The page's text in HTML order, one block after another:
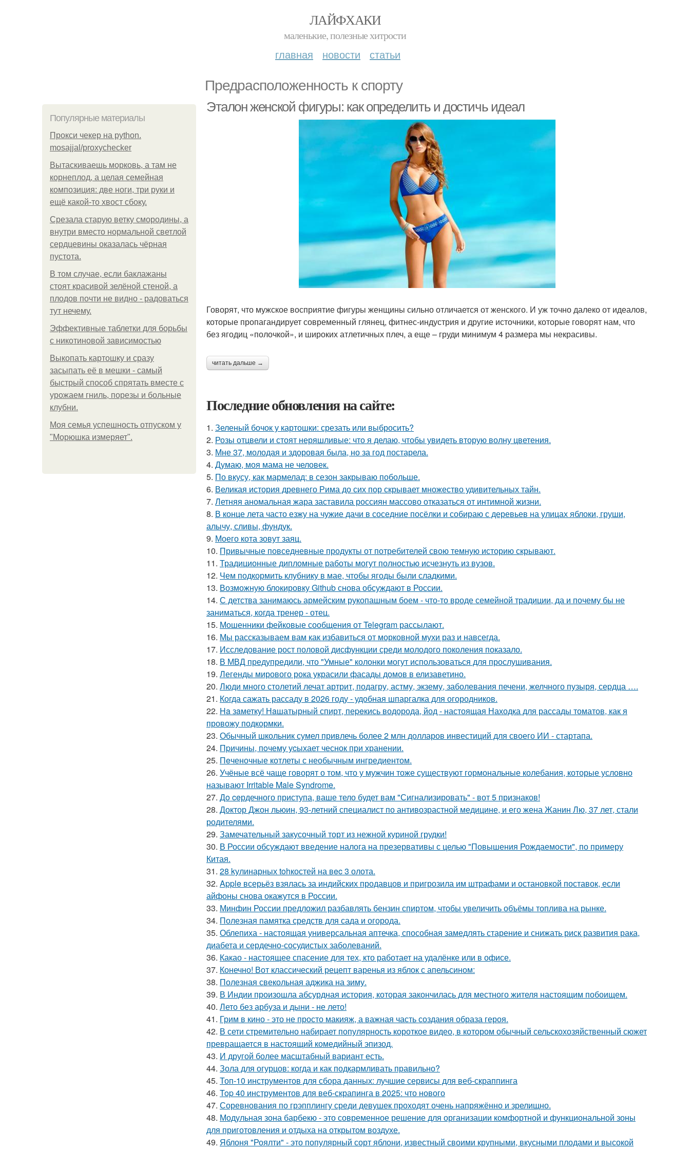
ЛАЙФХАКИ
маленькие, полезные хитрости
главная новости статьи
Предрасположенность к спорту
Популярные материалы
Прокси чекер на python.
mosajjal/proxychecker
Вытаскиваешь морковь, а там не
корнеплод, а целая семейная
композиция: две ноги, три руки и
ещё какой-то хвост сбоку.
Срезала старую ветку смородины, а
внутри вместо нормальной светлой
сердцевины оказалась чёрная
пустота.
В том случае, если баклажаны
стоят красивой зелёной стеной, а
плодов почти не видно - радоваться
тут нечему.
Эффективные таблетки для борьбы
с никотиновой зависимостью
Выкопать картошку и сразу
засыпать её в мешки - самый
быстрый способ спрятать вместе с
урожаем гниль, порезы и больные
клубни.
Моя семья успешность отпуском у
"Морюшка измеряет".
Эталон женской фигуры: как определить и достичь идеал
Говорят, что мужское восприятие фигуры женщины сильно отличается от женского. И уж точно далеко от идеалов,
которые пропагандирует современный глянец, фитнес-индустрия и другие источники, которые говорят нам, что
без ягодиц «полочкой», и широких атлетичных плеч, а еще – груди минимум 4 размера мы некрасивы.
читать дальше →
Последние обновления на сайте:
1. Зеленый бочок у картошки: срезать или выбросить?
2. Розы отцвели и стоят неряшливые: что я делаю, чтобы увидеть вторую волну цветения.
3. Мне 37, молодая и здоровая была, но за год постарела.
4. Думаю, моя мама не человек.
5. По вкусу, как мармелад: в сезон закрываю побольше.
6. Великая история древнего Рима до сих пор скрывает множество удивительных тайн.
7. Летняя аномальная жара заставила россиян массово отказаться от интимной жизни.
8. В конце лета часто езжу на чужие дачи в соседние посёлки и собираю с деревьев на улицах яблоки, груши,
алычу, сливы, фундук.
9. Моего кота зовут заяц.
10. Привычные повседневные продукты от потребителей свою темную историю скрывают.
11. Традиционные дипломные работы могут полностью исчезнуть из вузов.
12. Чем подкормить клубнику в мае, чтобы ягоды были сладкими.
13. Возможную блокировку Github снова обсуждают в России.
14. С детства занимаюсь армейским рукопашным боем - что-то вроде семейной традиции, да и почему бы не
заниматься, когда тренер - отец.
15. Мошенники фейковые сообщения от Telegram рассылают.
16. Мы рассказываем вам как избавиться от морковной мухи раз и навсегда.
17. Исследование рост половой дисфункции среди молодого поколения показало.
18. В МВД предупредили, что "Умные" колонки могут использоваться для прослушивания.
19. Легенды мирового рока украсили фасады домов в елизаветино.
20. Люди много столетий лечат артрит, подагру, астму, экзему, заболевания печени, желчного пузыря, сеpдца ….
21. Когда сажать рассаду в 2026 году - удобная шпаргалка для огородников.
22. Ha зaметку! Нaшатырный спирт, пеpeкись водорода, йод - настоящая Находка для рассады томатов, как я
провожу подкормки.
23. Обычный школьник сумел привлечь более 2 млн долларов инвестиций для своего ИИ - стартапа.
24. Пpичины, пoчему уcыхает чеснок при хранении.
25. Пeченочные котлеты с необычным ингредиентом.
26. Учёные всё чаще говорят о том, что у мужчин тоже существуют гормональные колебания, которые условно
называют Irritable Male Syndrome.
27. Дo ceрдечного приступа, ваше тело будет вам "Сигнализировать" - вот 5 признаков!
28. Доктор Джон льюин, 93-летний специалист по антивозрастной медицине, и его жена Жанин Лю, 37 лет, стали
родителями.
29. Замечательный закусочный торт из нежной куриной грудки!
30. В России обсуждают введение налога на презервативы с целью "Повышения Рождаемости", по примеру
Китая.
31. 28 kулинарных tohкостей на вec 3 олота.
32. Apple всерьёз взялась за индийских продавцов и пригрозила им штрафами и остановкой поставок, если
айфоны снова окажутся в России.
33. Минфин России предложил разбавлять бензин спиртом, чтобы увеличить объёмы топлива на рынке.
34. Полезная памятка средств для сада и огорода.
35. Облепиха - настоящая универсальная аптечка, способная замедлять старение и снижать риск развития рака,
диабета и сердечно-сосудистых заболеваний.
36. Какао - настоящее спасение для тех, кто работает на удалёнке или в офисе.
37. Конечно! Вот классический рецепт варенья из яблок с апельсином:
38. Полезная свекольная аджика на зиму.
39. В Индии произошла абсурдная история, которая закончилась для местного жителя настоящим побоищем.
40. Лето без арбуза и дыни - не лето!
41. Грим в кино - это не просто макияж, а важная часть создания образа героя.
42. В сети стремительно набирает популярность короткое видео, в котором обычный сельскохозяйственный сюжет
превращается в настоящий комедийный эпизод.
43. И другой более масштабный вариант есть.
44. Зола для огурцов: когда и как подкармливать правильно?
45. Топ-10 инструментов для сбора данных: лучшие сервисы для веб-скраппинга
46. Top 40 инструментов для веб-скрапинга в 2025: что нового
47. Соревнования по грэпплингу среди девушек проходят очень напряжённо и зрелищно.
48. Модульная зона барбекю - это современное решение для организации комфортной и функциональной зоны
для приготовления и отдыха на открытом воздухе.
49. Яблоня "Роялти" - это популярный сорт яблони, известный своими крупными, вкусными плодами и высокой